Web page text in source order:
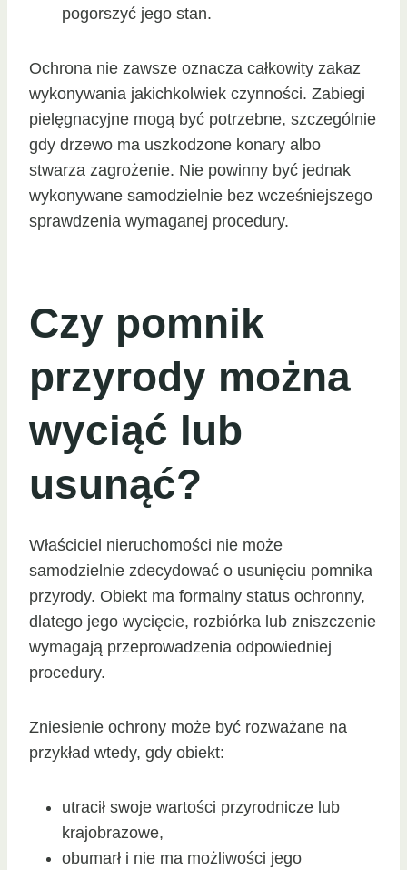
pogorszyć jego stan.
Ochrona nie zawsze oznacza całkowity zakaz
wykonywania jakichkolwiek czynności. Zabiegi
pielęgnacyjne mogą być potrzebne, szczególnie
gdy drzewo ma uszkodzone konary albo
stwarza zagrożenie. Nie powinny być jednak
wykonywane samodzielnie bez wcześniejszego
sprawdzenia wymaganej procedury.
Czy pomnik
przyrody można
wyciąć lub
usunąć?
Właściciel nieruchomości nie może
samodzielnie zdecydować o usunięciu pomnika
przyrody. Obiekt ma formalny status ochronny,
dlatego jego wycięcie, rozbiórka lub zniszczenie
wymagają przeprowadzenia odpowiedniej
procedury.
Zniesienie ochrony może być rozważane na
przykład wtedy, gdy obiekt:
utracił swoje wartości przyrodnicze lub
krajobrazowe,
obumarł i nie ma możliwości jego